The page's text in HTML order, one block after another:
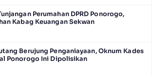
Perumahan DPRD Ponorogo,
Kabag Keuangan Sekwan
Berujung Penganiayaan, Oknum Kades
Ponorogo Ini Dipolisikan